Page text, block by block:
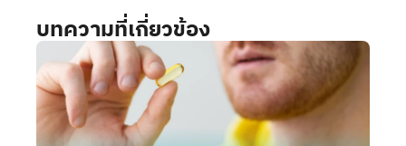
บทความที่เกี่ยวข้อง